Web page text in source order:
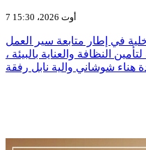
7 أوت 2026، 15:30
في إطار متابعة سير العمل
النظافة والعناية بالبيئة ،